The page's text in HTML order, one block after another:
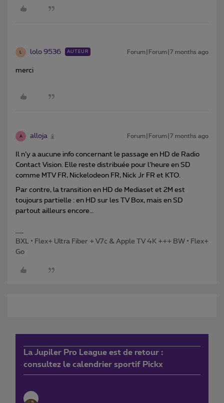
lolo 9536 AUTEUR Forum|Forum|7 months ago
merci
A alloja Forum|Forum|7 months ago
Il n’y a aucune info concernant le passage en HD de Radio
Contact Vision. Elle reste distribuée pour l’heure en SD
comme MTV FR, Nickelodeon FR, Nick Jr FR et KTO.
Par contre, la transition en HD de Mediaset et 2M est
toujours partielle : en HD sur les TV Box, mais en SD
partout ailleurs encore…
BXL • Flex+ Ultra Fiber + V7c & Apple TV 4K +++ BW • Flex+
Go
La Jupiler Pro League est de retour :
consultez le calendrier sportif Pickx